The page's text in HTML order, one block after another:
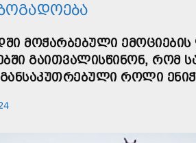
ᲛᲝᲭᲐᲠᲑᲔᲑᲣᲚᲘ
ᲒᲐᲘᲗᲕᲐᲚᲘᲡᲬᲘᲜᲝᲜ, ᲠᲝᲛ
ᲒᲐᲜᲡᲐᲙᲣᲗᲠᲔᲑᲣᲚᲘ ᲠᲝᲚᲘ